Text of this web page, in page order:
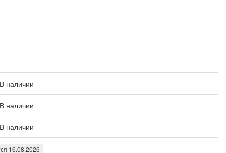
В наличии
В наличии
В наличии
16.08.2026